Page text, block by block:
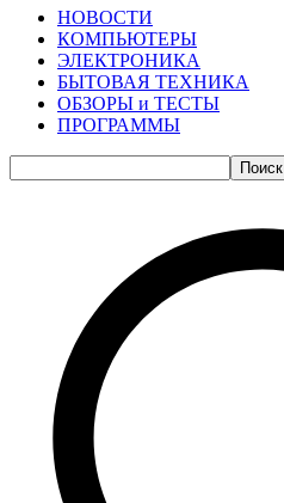
НОВОСТИ
КОМПЬЮТЕРЫ
ЭЛЕКТРОНИКА
БЫТОВАЯ ТЕХНИКА
ОБЗОРЫ и ТЕСТЫ
ПРОГРАММЫ
Поиск